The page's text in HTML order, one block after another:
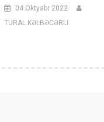
04 Oktyabr 2022
TURAL KƏLBƏCƏRLİ